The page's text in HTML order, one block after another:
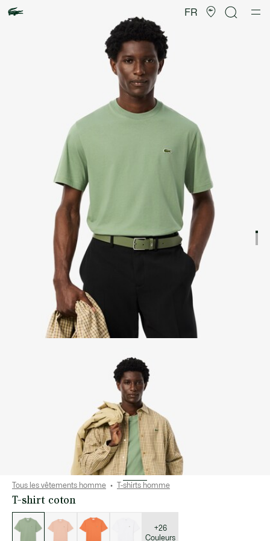
FR
d’images
produit
Tous les vêtements homme T-shirts homme
T-shirt coton
des
déclinaisons
+26
Couleurs